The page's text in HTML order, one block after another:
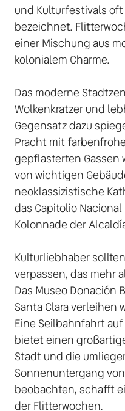
und Kulturfestivals oft
bezeichnet.
einer Mischung aus
kolonialem Charme.
Das moderne
Wolkenkratzer und
Gegensatz dazu
Pracht mit
gepflasterten Gassen
von wichtigen
neoklassizistische
das Capitolio
Kolonnade der
Kulturliebhaber
verpassen, das mehr
Das Museo Donación
Santa Clara verleihen
Eine Seilbahnfahrt
bietet einen
Stadt und die
Sonnenuntergang
beobachten, schafft
der Flitterwochen.